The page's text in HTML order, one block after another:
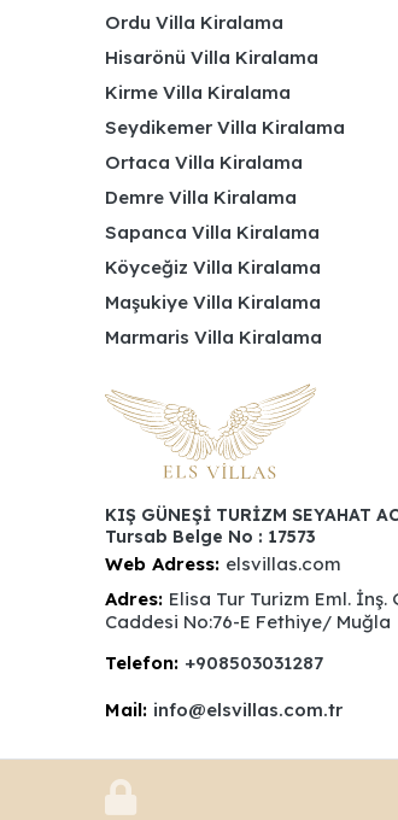
Ordu Villa Kiralama
Hisarönü Villa Kiralama
Kirme Villa Kiralama
Seydikemer Villa Kiralama
Ortaca Villa Kiralama
Demre Villa Kiralama
Sapanca Villa Kiralama
Köyceğiz Villa Kiralama
Maşukiye Villa Kiralama
Marmaris Villa Kiralama
KIŞ GÜNEŞİ TURİZM SEYAHAT
Tursab Belge No : 17573
Web Adress: elsvillas.com
Adres: Elisa Tur Turizm Eml. İnş.
Caddesi No:76-E Fethiye/ Muğla
Telefon: +908503031287
Mail: info@elsvillas.com.tr